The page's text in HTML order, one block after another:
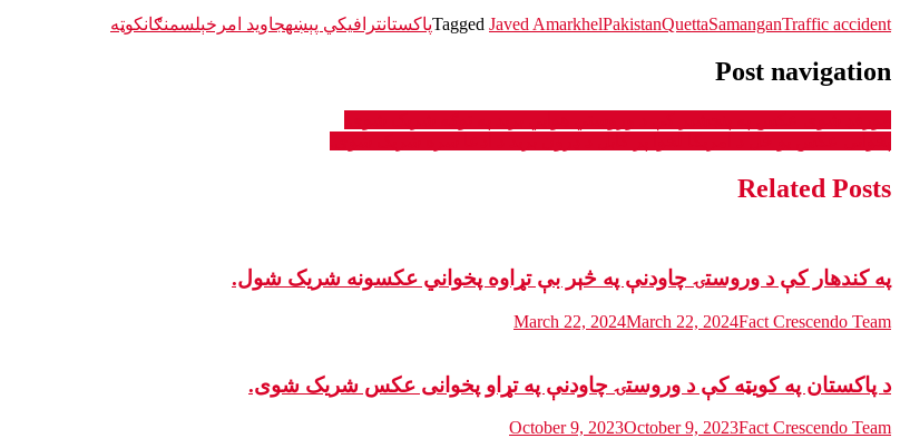
Tagged Javed AmarkhelPakistanQuettaSamanganTraffic accident پاکستانترافیکي پېښهجاوید امرخېلسمنګانکوټه
Post navigation
Related Posts
په کندهار کې د وروستۍ چاودنې په څېر بې تړاوه پخواني عکسونه شریک شول.
March 22, 2024March 22, 2024Fact Crescendo Team
د پاکستان په کويټه کې د وروستۍ چاودنې په تړاو پخوانی عکس شریک شوی.
October 9, 2023October 9, 2023Fact Crescendo Team